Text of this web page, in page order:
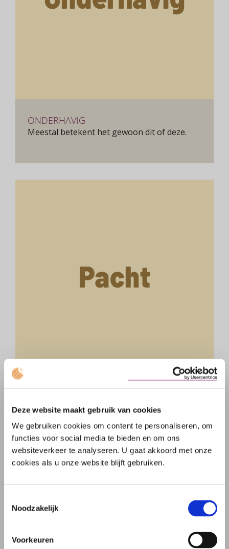
Deze website maakt gebruik van cookies
We gebruiken cookies om content te personaliseren, om
functies voor social media te bieden en om ons
websiteverkeer te analyseren. U gaat akkoord met onze
cookies als u onze website blijft gebruiken.
Noodzakelijk
Voorkeuren
ONDERHAVIG
Meestal betekent het gewoon dit of deze.
Pacht is de prijs die betaald moet worden
voor het gebruik van de grond van een
ander. Pacht is een soort huurovereenkomst
voor het gebruik van grond, meestal voor de
landbouw.